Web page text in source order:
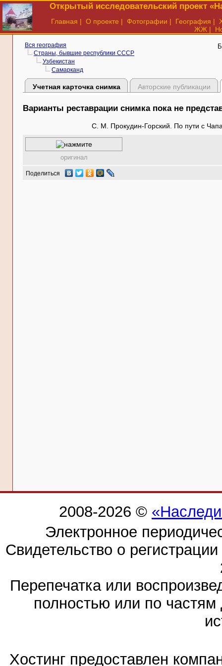
Открытый исследовательский проект
Главная | О проекте | Фотографии | География |
ЖЖ |
Вся география
Страны, бывшие республики СССР
Узбекистан
Самарканд
Учетная карточка снимка Авторские публикации
Варианты реставрации снимка пока не
С. М. Прокудин-Горский. По пути с
оригинал
Поделиться
2008-2026 ©
Электронное
Свидетельство о
Перепечатка или
полностью или по частям
Хостинг предоставлен